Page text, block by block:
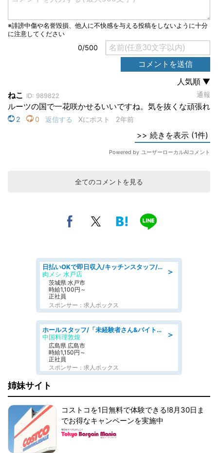
全てのコメントを見る
＞
日払いOKで即日収入/キッチンスタッフ/「原付免許必須」デリバリー業務など、自己成長可能な幅広い仕事に挑戦!髪型自由&ピアス・ネイルOK/茨城県/水戸市
肉メシ 水戸店
茨城県 水戸市
時給1,100円～
正社員
スポンサー：求人ボックス
＞
ホールスタッフ/「未経験者さん&バイトデビューも大歓迎」残業ほぼなし×1日3時間〜勤務OK!フォロー体制も充実/広島県/広島市南区
中国料理敦煌
広島県 広島市
時給1,150円～
正社員
スポンサー：求人ボックス
姉妹サイト
コストコを1日無料で体験できる!8月30日ま
でお得なキャンペーンを実施中